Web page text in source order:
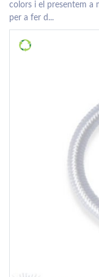
colors i el presentem a
per a fer d...